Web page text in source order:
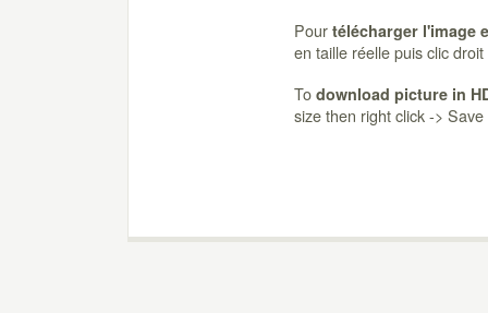
Pour télécharger l'image
en taille réelle puis clic
To download picture in
size then right click ->